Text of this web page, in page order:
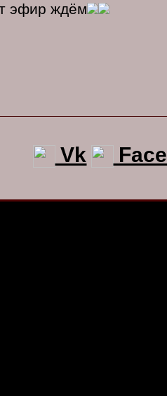
эфир ждём
Vk